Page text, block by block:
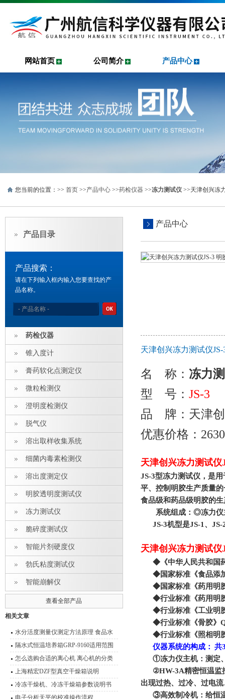
网站首页 公司简介 产品中心
您当前的位置：>> 首页 >>产品中心 >>药检仪器 >>冻力测试仪 >>天津创兴冻
产品目录
产品搜索：
请在下列输入框内输入您要查找的产
品名称。
药检仪器
锥入度计
膏药软化点测定仪
微粒检测仪
澄明度检测仪
脱气仪
溶出取样收集系统
细菌内毒素检测仪
溶出度测定仪
明胶透明度测试仪
冻力测试仪
脆碎度测试仪
智能片剂硬度仪
勃氏粘度测试仪
智能崩解仪
查看全部产品
相关文章
水分活度测量仪测定方法原理 食品水
分活度测量说明
隔水式恒温培养箱GRP-9160适用范围
怎么选购合适的离心机 离心机的分类
及其原理介绍
上海精宏DZF型真空干燥箱说明
冷冻干燥机、冷冻干燥箱参数说明书
电子分析天平的校准操作流程
产品中心
天津创兴冻力测试仪
名 称 ： 冻力
型 号： JS-3
品 牌：天津
优惠价格：
天津创兴冻力测试
JS-3型冻力测试仪，是
平、控制明胶生产质量
食品级和药品级明胶的
系统组成： ◎冻力仪
JS-3机型是JS-1 、 JS-
天津创兴冻力测试
◆ 《中华人民共和国
◆国家标准《食品添
◆国家标准《药用明
◆行业标准《药用明
◆行业标准《工业明
◆行业标准《骨胶》
◆行业标准《照相明
仪器系统的构成： 共
①冻力仪主机：测定
②HW-3A精密恒温监
出现过热、过冷、过电
③高效制冷机：给恒